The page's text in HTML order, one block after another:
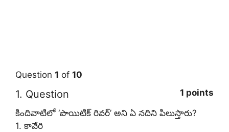
Question 1 of 10
1. Question
1 points
కిందివాటిలో ‘పొయిటిక్‌ రివర్‌’ అని ఏ నదిని పిలుస్తారు?
1. కావేరి